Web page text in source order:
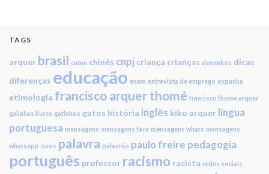
TAGS
arquer brasil carne chinês cnpj criança crianças desenhos dicas
diferenças educação enem entrevista de emprego espanha
etimologia francisco arquer thomé francisco thomé arquer
galinhas livres gatinhos gatos história inglês kiko arquer língua
portuguesa mensagens mensagens face mensagens whats mensagens
whatsapp ovos palavra palavrão paulo freire pedagogia
português professor racismo racista redes sociais